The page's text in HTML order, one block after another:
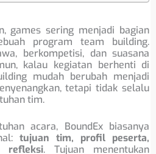
games sering menjadi bagian
program team building.
berkompetisi, dan suasana
kalau kegiatan berhenti di
mudah berubah menjadi
tetapi tidak selalu
tim.
acara, BoundEx biasanya
tujuan tim, profil peserta,
refleksi. Tujuan menentukan